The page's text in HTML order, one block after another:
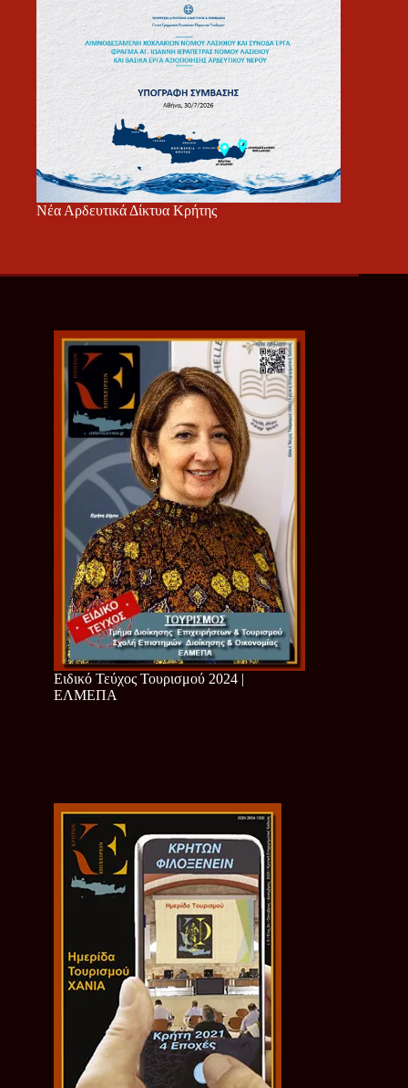
Νέα Αρδευτικά Δίκτυα Κρήτης
Ειδικό Τεύχος Τουρισμού 2024 |
ΕΛΜΕΠΑ